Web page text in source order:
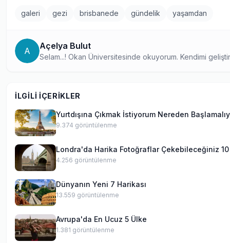
galeri gezi brisbanede gündelik yaşamdan
A Açelya Bulut
Selam...! Okan Üniversitesinde okuyorum. Kendimi
İLGILI İÇERIKLER
Yurtdışına Çıkmak İstiyorum Nereden
9.374 görüntülenme
Londra'da Harika Fotoğraflar Çekebileceğiniz
4.256 görüntülenme
Dünyanın Yeni 7 Harikası
13.559 görüntülenme
Avrupa'da En Ucuz 5 Ülke
1.381 görüntülenme